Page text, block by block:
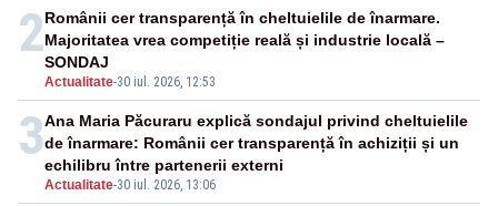
2
Actualitate-30 iul. 2026, 12:53
Românii cer transparență în cheltuielile de înarmare.
Majoritatea vrea competiție reală și industrie locală –
SONDAJ
3
Actualitate-30 iul. 2026, 13:06
Ana Maria Păcuraru explică sondajul privind cheltuielile
de înarmare: Românii cer transparență în achiziții și un
echilibru între partenerii externi